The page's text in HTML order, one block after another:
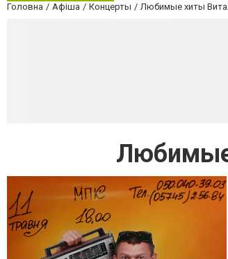
Головна Афіша Концерты Любимые хиты
Любимые